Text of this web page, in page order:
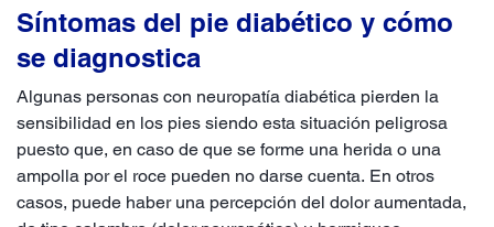
Síntomas del pie diabético y cómo
se diagnostica
Algunas personas con neuropatía diabética pierden la
sensibilidad en los pies siendo esta situación peligrosa
puesto que, en caso de que se forme una herida o una
ampolla por el roce pueden no darse cuenta. En otros
casos, puede haber una percepción del dolor aumentada,